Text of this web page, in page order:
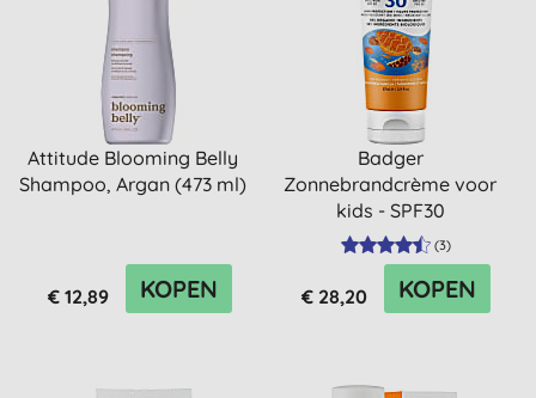
Attitude Blooming Belly
Shampoo, Argan (473 ml)
€ 12,89 KOPEN
Badger
Zonnebrandcrème voor
kids - SPF30
(3)
€ 28,20 KOPEN